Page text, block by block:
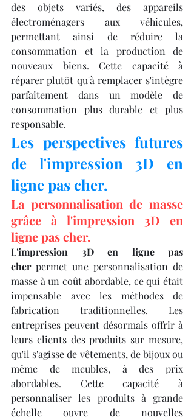
des objets variés, des appareils
électroménagers aux véhicules,
permettant ainsi de réduire la
consommation et la production de
nouveaux biens. Cette capacité à
réparer plutôt qu'à remplacer s'intègre
parfaitement dans un modèle de
consommation plus durable et plus
responsable.
Les perspectives futures
de l'impression 3D en
ligne pas cher.
La personnalisation de masse
grâce à l'impression 3D en
ligne pas cher.
L'impression 3D en ligne pas
cher permet une personnalisation de
masse à un coût abordable, ce qui était
impensable avec les méthodes de
fabrication traditionnelles. Les
entreprises peuvent désormais offrir à
leurs clients des produits sur mesure,
qu'il s'agisse de vêtements, de bijoux ou
même de meubles, à des prix
abordables. Cette capacité à
personnaliser les produits à grande
échelle ouvre de nouvelles